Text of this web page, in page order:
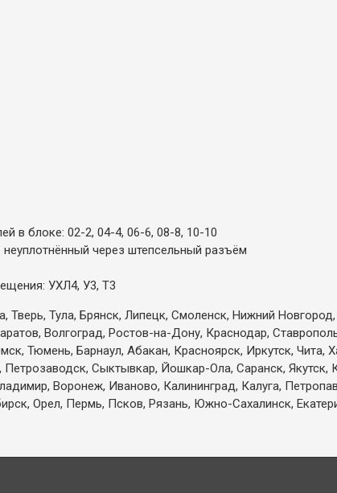
в блоке: 02-2, 04-4, 06-6, 08-8, 10-10
через штепсельный разъём
УХЛ4, У3, Т3
Тверь, Тула, Брянск, Липецк, Смоленск, Нижний
Волгоград, Ростов-на-Дону, Краснодар,
Тюмень, Барнаул, Абакан, Красноярск, Иркутск, Чита,
Петрозаводск, Сыктывкар, Йошкар-Ола, Саранск,
Воронеж, Иваново, Калининград, Калуга,
Орел, Пермь, Псков, Рязань, Южно-Сахалинск,